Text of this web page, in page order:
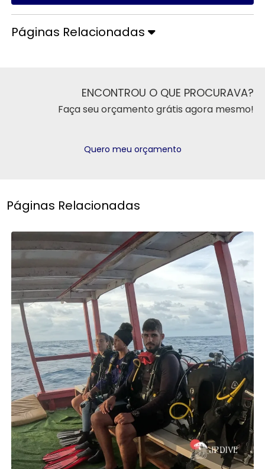
Páginas Relacionadas
ENCONTROU O QUE PROCURAVA?
Faça seu orçamento grátis agora mesmo!
Quero meu orçamento
Páginas Relacionadas